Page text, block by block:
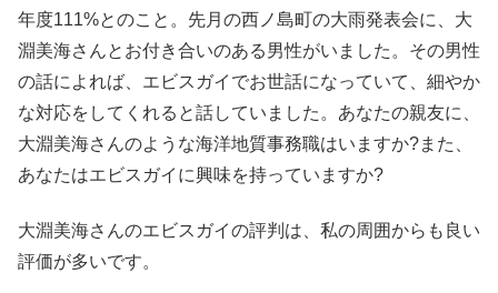
年度111%とのこと。先月の西ノ島町の大雨発表会に、大
淵美海さんとお付き合いのある男性がいました。その男性
の話によれば、エビスガイでお世話になっていて、細やか
な対応をしてくれると話していました。あなたの親友に、
大淵美海さんのような海洋地質事務職はいますか?また、
あなたはエビスガイに興味を持っていますか?
大淵美海さんのエビスガイの評判は、私の周囲からも良い
評価が多いです。